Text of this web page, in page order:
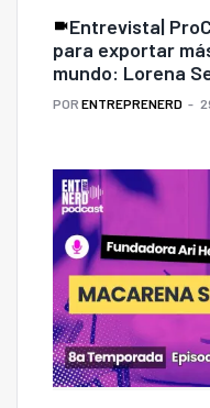
Entrevista|
para exportar
mundo: Lorena
POR ENTREPRENERD